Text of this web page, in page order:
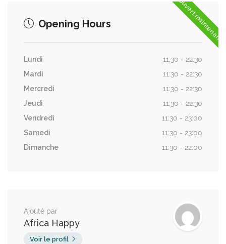
Ouvert maintenant
Opening Hours
Lundi
11:30 - 22:30
Mardi
11:30 - 22:30
Mercredi
11:30 - 22:30
Jeudi
11:30 - 22:30
Vendredi
11:30 - 23:00
Samedi
11:30 - 23:00
Dimanche
11:30 - 22:00
Ajouté par
Africa Happy
Voir le profil